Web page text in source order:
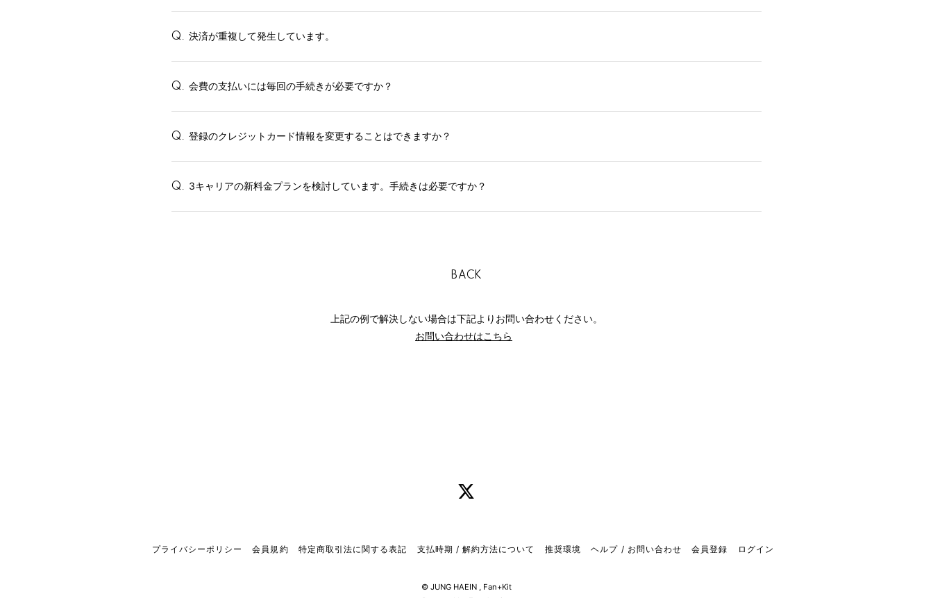
Q. 決済が重複して発生しています。
Q. 会費の支払いには毎回の手続きが必要ですか？
Q. 登録のクレジットカード情報を変更することはできますか？
Q. 3キャリアの新料金プランを検討しています。手続きは必要ですか？
BACK
上記の例で解決しない場合は下記よりお問い合わせください。
お問い合わせはこちら
プライバシーポリシー 会員規約 特定商取引法に関する表記 支払時期 / 解約方法について 推奨環境 ヘルプ / お問い合わせ 会員登録 ログイン
© JUNG HAEIN , Fan+Kit